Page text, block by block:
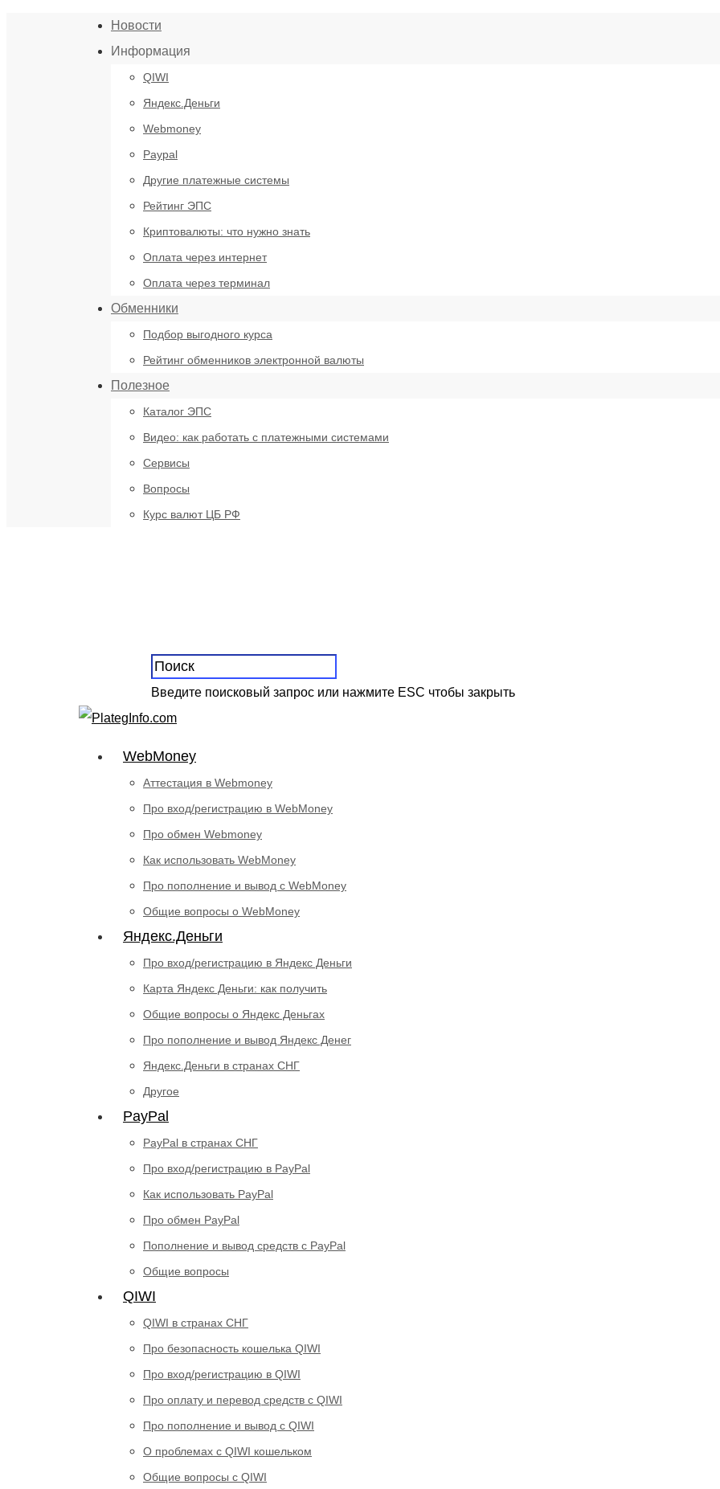
Новости
Информация
QIWI
Яндекс.Деньги
Webmoney
Paypal
Другие платежные системы
Рейтинг ЭПС
Криптовалюты: что нужно знать
Оплата через интернет
Оплата через терминал
Обменники
Подбор выгодного курса
Рейтинг обменников электронной валюты
Полезное
Каталог ЭПС
Видео: как работать с платежными системами
Сервисы
Вопросы
Курс валют ЦБ РФ
Введите поисковый запрос или нажмите ESC чтобы закрыть
WebMoney
Аттестация в Webmoney
Про вход/регистрацию в WebMoney
Про обмен Webmoney
Как использовать WebMoney
Про пополнение и вывод с WebMoney
Общие вопросы о WebMoney
Яндекс.Деньги
Про вход/регистрацию в Яндекс Деньги
Карта Яндекс Деньги: как получить
Общие вопросы о Яндекс Деньгах
Про пополнение и вывод Яндекс Денег
Яндекс.Деньги в странах СНГ
Другое
PayPal
PayPal в странах СНГ
Про вход/регистрацию в PayPal
Как использовать PayPal
Про обмен PayPal
Пополнение и вывод средств с PayPal
Общие вопросы
QIWI
QIWI в странах СНГ
Про безопасность кошелька QIWI
Про вход/регистрацию в QIWI
Про оплату и перевод средств c QIWI
Про пополнение и вывод с QIWI
О проблемах с QIWI кошельком
Общие вопросы с QIWI